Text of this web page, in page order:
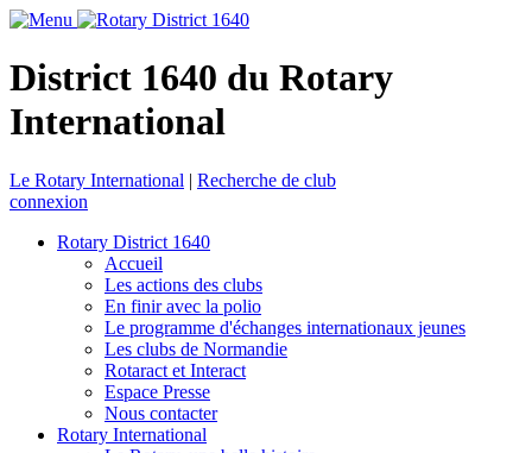
District 1640 du Rotary
International
Le Rotary International | Recherche de club
connexion
Rotary District 1640
Accueil
Les actions des clubs
En finir avec la polio
Le programme d'échanges internationaux jeunes
Les clubs de Normandie
Rotaract et Interact
Espace Presse
Nous contacter
Rotary International